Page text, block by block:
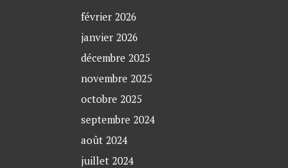
février 2026
janvier 2026
décembre 2025
novembre 2025
octobre 2025
septembre 2024
août 2024
juillet 2024